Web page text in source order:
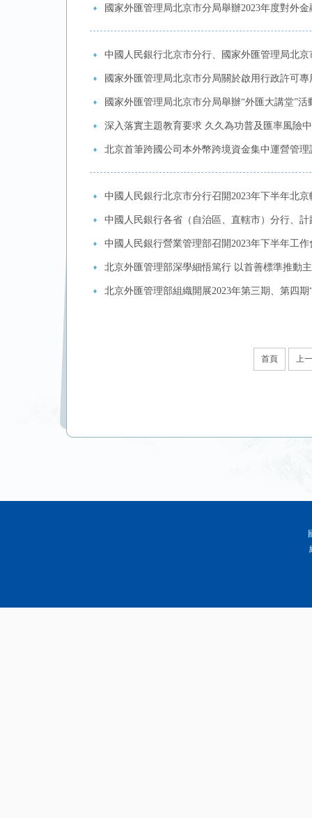
國家外匯管理局北京市分局舉辦2023年度對外
中國人民銀行北京市分行、國家外匯管理局北
國家外匯管理局北京市分局關於啟用行政許可專
國家外匯管理局北京市分局舉辦“外匯大講堂”活
深入落實主題教育要求 久久為功普及匯率風險
北京首筆跨國公司本外幣跨境資金集中運營管
中國人民銀行北京市分行召開2023年下半年北
中國人民銀行各省（自治區、直轄市）分行、
中國人民銀行營業管理部召開2023年下半年工作
北京外匯管理部深學細悟篤行 以首善標準推動
北京外匯管理部組織開展2023年第三期、第四
首頁 上